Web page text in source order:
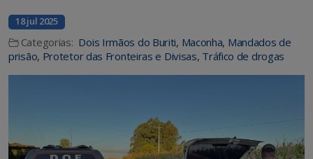
18 jul 2025
Categorias: Dois Irmãos do Buriti, Maconha, Mandados de
prisão, Protetor das Fronteiras e Divisas, Tráfico de drogas